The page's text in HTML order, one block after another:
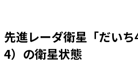
先進レーダ衛星「だい
4）の衛星状態